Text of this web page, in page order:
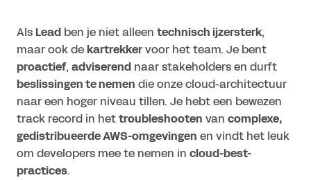
Als Lead ben je niet alleen technisch ijzersterk,
maar ook dekartrekkervoor het team. Je bent
proactief, adviserend naar stakeholders en durft
beslissingen te nemen die onze cloud-architectuur
naar een hoger niveau tillen. Je hebt een bewezen
track record in hettroubleshooten van complexe,
gedistribueerde AWS-omgevingen en vindt het leuk
om developers mee te nemen in cloud-best-
practices.